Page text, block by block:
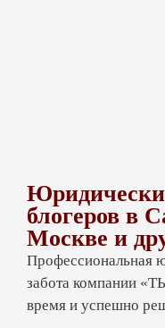
В некоторых
любые
аудитории с
и не
блогеров в
Москве и
Профессиональная
забота компании
время и успешно